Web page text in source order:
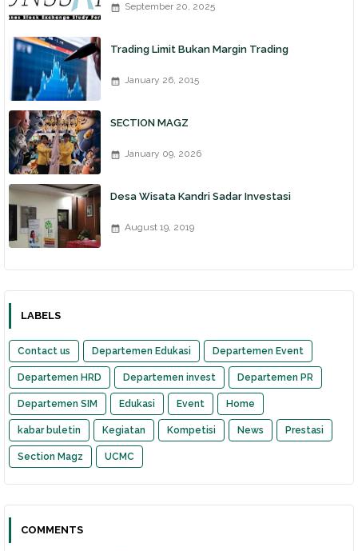
September 20, 2025
Trading Limit Bukan Margin Trading
January 26, 2015
SECTION MAGZ
January 09, 2026
Desa Wisata Kandri Sadar Investasi
August 19, 2019
LABELS
Contact us Departemen Edukasi Departemen Event
Departemen HRD Departemen invest Departemen PR
Departemen SIM Edukasi Event Home
kabar buletin Kegiatan Kompetisi News Prestasi
Section Magz UCMC
COMMENTS